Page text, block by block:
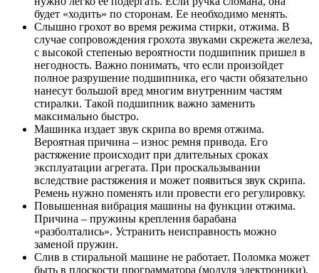
будет «ходить» по сторонам. Ее необходимо менять.
Слышно грохот во время режима стирки, отжима. В
случае сопровождения грохота звуками скрежета железа,
с высокой степенью вероятности подшипник пришел в
негодность. Важно понимать, что если произойдет
полное разрушение подшипника, его части обязательно
нанесут большой вред многим внутренним частям
стиралки. Такой подшипник важно заменить
максимально быстро.
Машинка издает звук скрипа во время отжима.
Вероятная причина – износ ремня привода. Его
растяжение происходит при длительных сроках
эксплуатации агрегата. При проскальзывании
вследствие растяжения и может появиться звук скрипа.
Ремень нужно поменять или провести его регулировку.
Повышенная вибрация машины на функции отжима.
Причина – пружины крепления барабана
«разболтались». Устранить неисправность можно
заменой пружин.
Слив в стиральной машине не работает. Поломка может
быть в плоскости программатора (модуля электроники).